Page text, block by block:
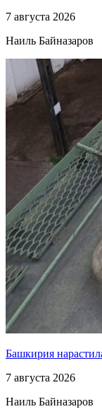
7 августа 2026
Наиль Байназаров
Башкирия
7 августа 2026
Наиль Байназаров